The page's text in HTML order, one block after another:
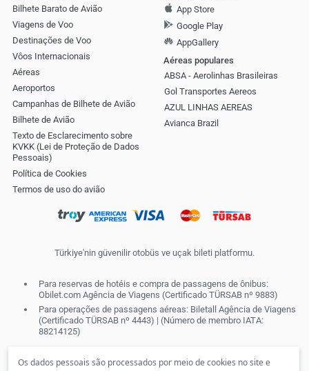
Os dados pessoais são processados por meio de cookies no site e
Bilhete Barato de Avião
Viagens de Voo
Destinações de Voo
Vôos Internacionais
Aéreas
Aeroportos
Campanhas de Bilhete de Avião
Bilhete de Avião
Texto de Esclarecimento sobre
KVKK (Lei de Proteção de Dados
Pessoais)
Política de Cookies
Termos de uso do avião
App Store
Google Play
AppGallery
Aéreas populares
ABSA - Aerolinhas Brasileiras
Gol Transportes Aereos
AZUL LINHAS AEREAS
Avianca Brazil
Türkiye'nin güvenilir otobüs ve uçak bileti platformu.
Para reservas de hotéis e compra de passagens de ônibus:
Obilet.com Agência de Viagens (Certificado TÜRSAB nº 9883)
Para operações de passagens aéreas: Biletall Agência de Viagens
(Certificado TÜRSAB nº 4443) | (Número de membro IATA:
88214125)